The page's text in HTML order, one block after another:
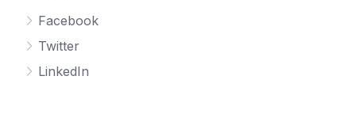
Facebook
Twitter
LinkedIn